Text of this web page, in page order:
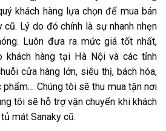
khách hàng lựa chọn để mua bán
Lý do đó chính là sự nhanh nhẹn
Luôn đưa ra mức giá tốt nhất,
khách hàng tại Hà Nội và các tỉnh
cửa hàng lớn, siêu thị, bách hóa,
phẩm… Chúng tôi sẽ thu mua tận nơi
tôi sẽ hỗ trợ vận chuyển khi khách
mát Sanaky cũ.